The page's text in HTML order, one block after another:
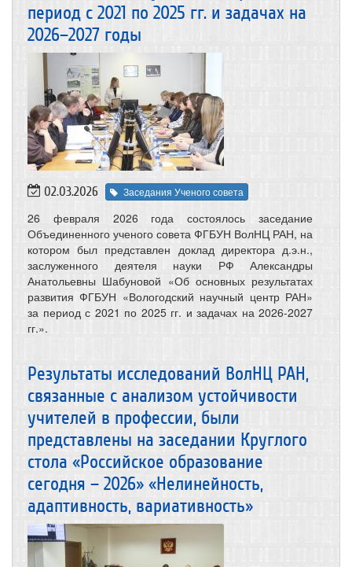
период с 2021 по 2025 гг. и задачах на
2026–2027 годы
02.03.2026 Заседания Ученого совета
26 февраля 2026 года состоялось заседание
Объединенного ученого совета ФГБУН ВолНЦ РАН, на
котором был представлен доклад директора д.э.н.,
заслуженного деятеля науки РФ Александры
Анатольевны Шабуновой «Об основных результатах
развития ФГБУН «Вологодский научный центр РАН»
за период с 2021 по 2025 гг. и задачах на 2026-2027
гг.».
Результаты исследований ВолНЦ РАН,
связанные с анализом устойчивости
учителей в профессии, были
представлены на заседании Круглого
стола «Российское образование
сегодня – 2026» «Нелинейность,
адаптивность, вариативность»